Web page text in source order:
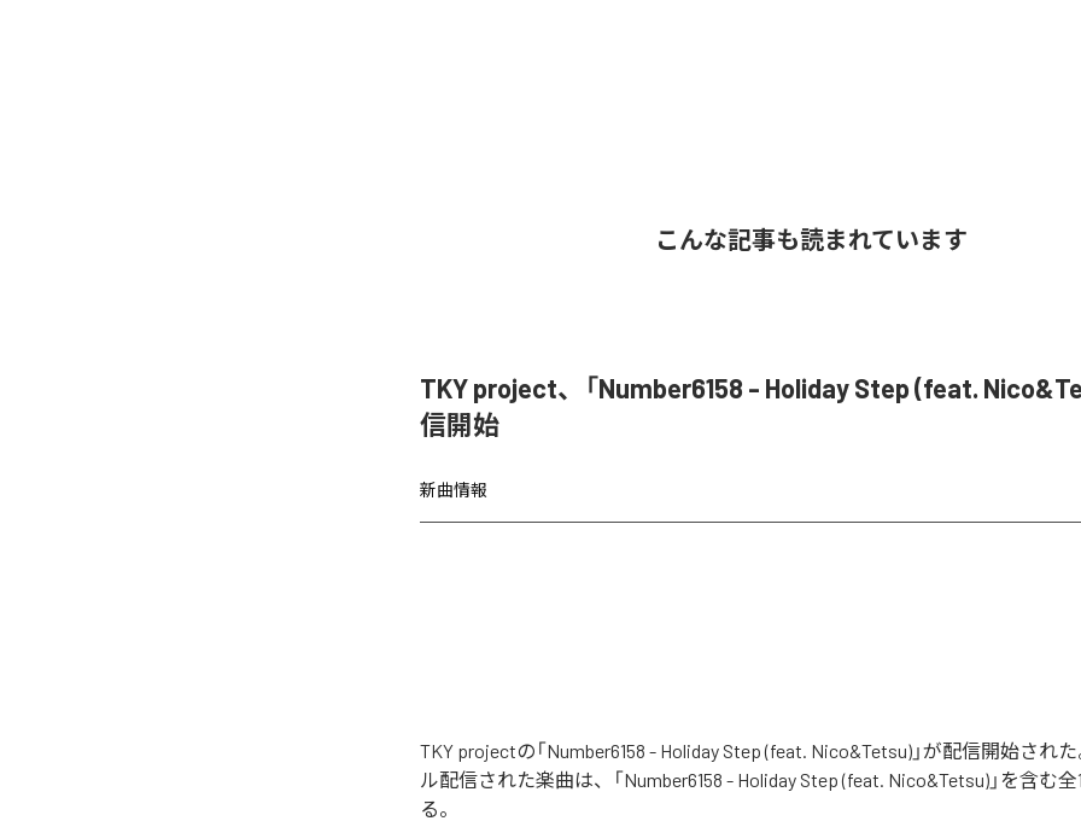
こんな記事も読まれています
TKY project、「Number6158 - Holiday Step (feat.
信開始
新曲情報
TKY projectの「Number6158 - Holiday Step (feat. Nico&Tetsu)」が配信開始され
ル配信された楽曲は、「Number6158 - Holiday Step (feat. Nico&Tetsu)」を含む
る。